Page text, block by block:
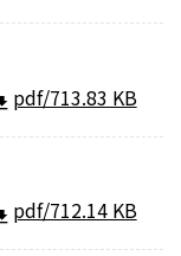
Open
pdf/713.83 KB
pdf/712.14 KB